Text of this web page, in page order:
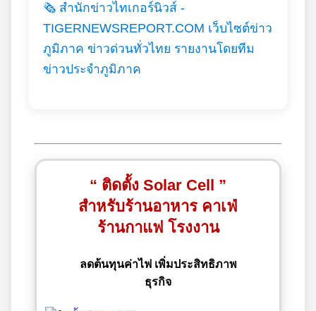
🗞️ สำนักข่าวไทเกอร์นิวส์ -
TIGERNEWSREPORT.COM เว็บไซต์ข่าว
ภูมิภาค ข่าวด่วนทั่วไทย รายงานโดยทีม
ข่าวประจำภูมิภาค
“ ติดตั้ง Solar Cell ”
สำหรับร้านอาหาร คาเฟ่
ร้านกาแฟ โรงงาน
ลดต้นทุนค่าไฟ เพิ่มประสิทธิภาพ
ธุรกิจ